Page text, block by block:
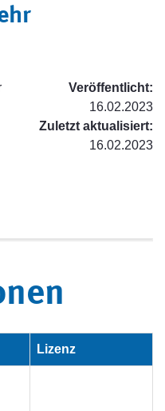
Veröffentlicht:
16.02.2023
Zuletzt aktualisiert:
16.02.2023
Lizenz